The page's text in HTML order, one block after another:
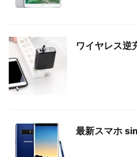
ワイヤレス逆
最新スマホ